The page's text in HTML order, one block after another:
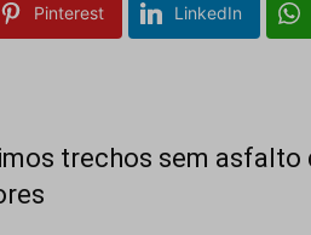
Pinterest LinkedIn
trechos sem asfalto